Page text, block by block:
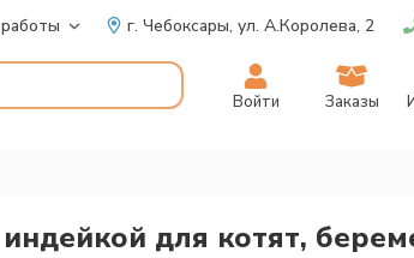
г. Чебоксары, ул. А.Королева, 2
Войти Заказы
для котят,